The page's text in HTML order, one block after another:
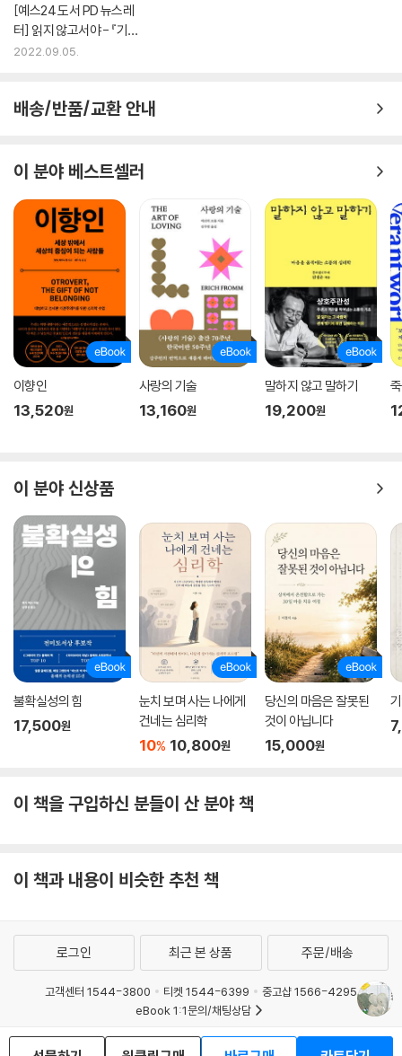
[예스24 도서 PD 뉴스레
터] 읽지 않고서야 - 『기후
미식』 외
2022.09.05.
배송/반품/교환 안내
이 분야 베스트셀러
이향인
13,520원
사랑의 기술
13,160원
말하지 않고 말하기
19,200원
이 분야 신상품
불확실성의 힘
17,500원
눈치 보며 사는 나에게
건네는 심리학
10% 10,800원
당신의 마음은 잘못된
것이 아닙니다
15,000원
이 책을 구입하신 분들이 산 분야 책
이 책과 내용이 비슷한 추천 책
로그인 최근 본 상품 주문/배송
고객센터 1544-3800 티켓 1544-6399
중고샵 1566-4295
eBook 1:1문의/채팅상담
예스이십사(주) 사업자 정보